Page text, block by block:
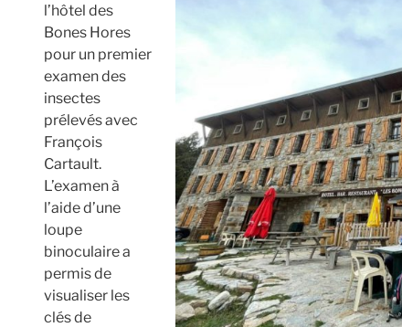
l’hôtel des
Bones Hores
pour un premier
examen des
insectes
prélevés avec
François
Cartault.
L’examen à
l’aide d’une
loupe
binoculaire a
permis de
visualiser les
clés de